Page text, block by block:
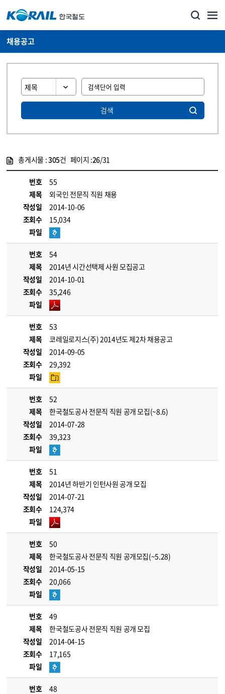
채용공고
검색
총게시물 :305건 페이지 :26/31
번호
55
제목
외국인 전문직 직원 채용
작성일
2014-10-06
조회수
15,034
파일
번호
54
제목
2014년 시간선택제 사원 모집공고
작성일
2014-10-01
조회수
35,246
파일
번호
53
제목
코레일로지스(주) 2014년도 제2차 채용공고
작성일
2014-09-05
조회수
29,392
파일
번호
52
제목
한국철도공사 전문직 직원 공개 모집(~8.6)
작성일
2014-07-28
조회수
39,323
파일
번호
51
제목
2014년 하반기 인턴사원 공개 모집
작성일
2014-07-21
조회수
124,374
파일
번호
50
제목
한국철도공사 전문직 직원 공개모집(~5.28)
작성일
2014-05-15
조회수
20,066
파일
번호
49
제목
한국철도공사 전문직 직원 공개 모집
작성일
2014-04-15
조회수
17,165
파일
번호
48